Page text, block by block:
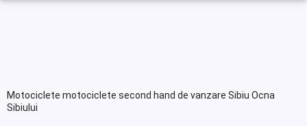
Motociclete motociclete second hand de vanzare Sibiu Ocna
Sibiului